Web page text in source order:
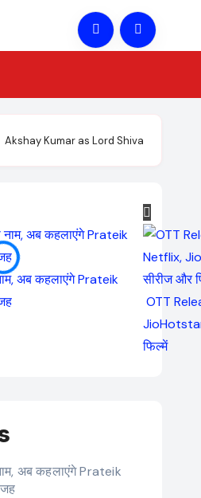
Akshay Kumar as Lord Shiva
अब कहलाएंगे Prateik
OTT
फिल्में
अब कहलाएंगे Prateik